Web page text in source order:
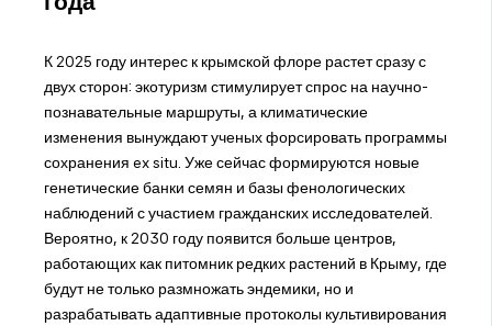
К 2025 году интерес к крымской флоре растет сразу с
двух сторон: экотуризм стимулирует спрос на научно-
познавательные маршруты, а климатические
изменения вынуждают ученых форсировать программы
сохранения ex situ. Уже сейчас формируются новые
генетические банки семян и базы фенологических
наблюдений с участием гражданских исследователей.
Вероятно, к 2030 году появится больше центров,
работающих как питомник редких растений в Крыму, где
будут не только размножать эндемики, но и
разрабатывать адаптивные протоколы культивирования